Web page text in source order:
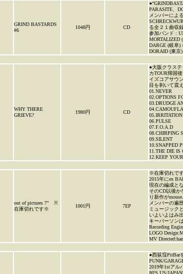
GRIND BASTARDS
#6
1048円 CD
PARASITE、
メンバーによ
る全２１曲収録
参加バンド :
MORTALIZED
DARGE (岐阜)
DORAID (東京)
WHY THERE
GRIEVE?
1980円 CD
●大阪クラス
カTOUR帰国
イズコアサウ
目を剥いて震
01.NEVER
02.OPTIONS
03.DRUDGE
06.PULSE
07.F.O.A.D
08.CHIRPING
09.SILENT
10.SNAPPED
11.THE DIE IS
12.KEEP
out of pictures 7" ※
在庫切れです※
1001円 7EP
※在庫切れで
2015年にex
現在の編成と
そのCD以後か
り新作が
メンバーの遍
ミュージック
いよいよはみ
キーパーソン
Recording
LOGO
MV
●西荻窪PitBar
PUNK/
2019年1stアル
80'S US/